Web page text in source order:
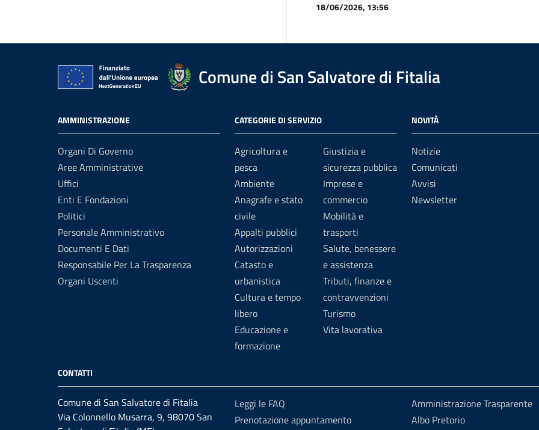
18/06/2026, 13:56
Comune di San Salvatore di Fitalia
AMMINISTRAZIONE
Organi Di Governo
Aree Amministrative
Uffici
Enti E Fondazioni
Politici
Personale Amministrativo
Documenti E Dati
Responsabile Per La Trasparenza
Organi Uscenti
CATEGORIE DI SERVIZIO
Agricoltura e
pesca
Ambiente
Anagrafe e stato
civile
Appalti pubblici
Autorizzazioni
Catasto e
urbanistica
Cultura e tempo
libero
Educazione e
formazione
Giustizia e
sicurezza pubblica
Imprese e
commercio
Mobilità e
trasporti
Salute, benessere
e assistenza
Tributi, finanze e
contravvenzioni
Turismo
Vita lavorativa
NOVITÀ
Notizie
Comunicati
Avvisi
Newsletter
CONTATTI
Comune di San Salvatore di Fitalia
Via Colonnello Musarra, 9, 98070 San
Leggi le FAQ
Prenotazione appuntamento
Amministrazione Trasparente
Albo Pretorio